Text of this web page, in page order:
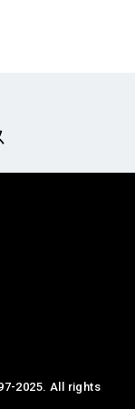
2025. All rights